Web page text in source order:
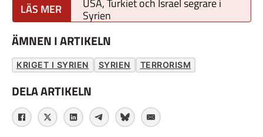
Syrien
ÄMNEN I ARTIKELN
KRIGET I SYRIEN SYRIEN TERRORISM
DELA ARTIKELN